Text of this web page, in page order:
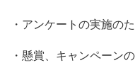
・アンケートの実施の
・懸賞、キャンペーン